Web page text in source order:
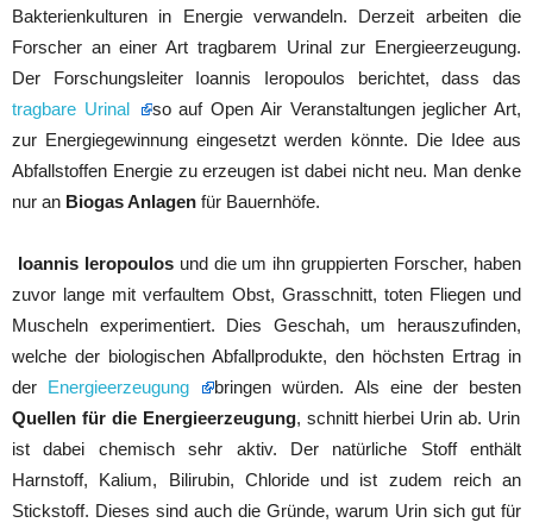
Bakterienkulturen in Energie verwandeln. Derzeit arbeiten die
Forscher an einer Art tragbarem Urinal zur Energieerzeugung.
Der Forschungsleiter Ioannis Ieropoulos berichtet, dass das
tragbare Urinal
so auf Open Air Veranstaltungen jeglicher Art,
zur Energiegewinnung eingesetzt werden könnte. Die Idee aus
Abfallstoffen Energie zu erzeugen ist dabei nicht neu. Man denke
nur an Biogas Anlagen für Bauernhöfe.
Ioannis Ieropoulosund die um ihn gruppierten Forscher, haben
zuvor lange mit verfaultem Obst, Grasschnitt, toten Fliegen und
Muscheln experimentiert. Dies Geschah, um herauszufinden,
welche der biologischen Abfallprodukte, den höchsten Ertrag in
der Energieerzeugung
bringen würden. Als eine der besten
Quellen für die Energieerzeugung, schnitt hierbei Urin ab. Urin
ist dabei chemisch sehr aktiv. Der natürliche Stoff enthält
Harnstoff, Kalium, Bilirubin, Chloride und ist zudem reich an
Stickstoff. Dieses sind auch die Gründe, warum Urin sich gut für